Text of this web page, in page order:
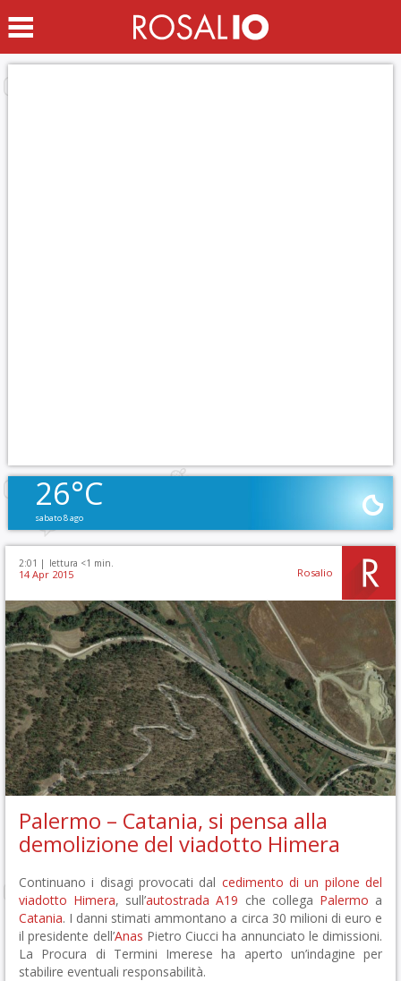
26°C
sabato 8 ago
2:01 | lettura <1 min.
14 Apr 2015 Rosalio
Palermo – Catania, si pensa alla
demolizione del viadotto Himera
Continuano i disagi provocati dal cedimento di un pilone del
viadotto Himera, sull’autostrada A19 che collega Palermo a
Catania. I danni stimati ammontano a circa 30 milioni di euro e
il presidente dell’Anas Pietro Ciucci ha annunciato le dimissioni.
La Procura di Termini Imerese ha aperto un’indagine per
stabilire eventuali responsabilità.